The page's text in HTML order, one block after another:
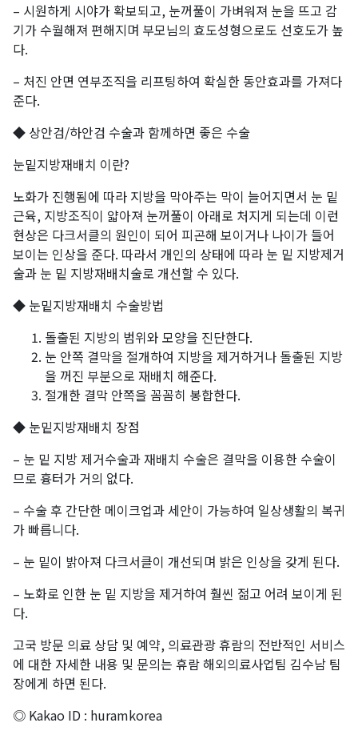
– 시원하게 시야가 확보되고, 눈꺼풀이 가벼워져 눈을 뜨고 감
기가 수월해져 편해지며 부모님의 효도성형으로도 선호도가 높
다.
– 처진 안면 연부조직을 리프팅하여 확실한 동안효과를 가져다
준다.
◆ 상안검/하안검 수술과 함께하면 좋은 수술
눈밑지방재배치 이란?
노화가 진행됨에 따라 지방을 막아주는 막이 늘어지면서 눈 밑
근육, 지방조직이 얇아져 눈꺼풀이 아래로 처지게 되는데 이런
현상은 다크서클의 원인이 되어 피곤해 보이거나 나이가 들어
보이는 인상을 준다. 따라서 개인의 상태에 따라 눈 밑 지방제거
술과 눈 밑 지방재배치술로 개선할 수 있다.
◆ 눈밑지방재배치 수술방법
돌출된 지방의 범위와 모양을 진단한다.
눈 안쪽 결막을 절개하여 지방을 제거하거나 돌출된 지방
을 꺼진 부분으로 재배치 해준다.
절개한 결막 안쪽을 꼼꼼히 봉합한다.
◆ 눈밑지방재배치 장점
– 눈 밑 지방 제거수술과 재배치 수술은 결막을 이용한 수술이
므로 흉터가 거의 없다.
– 수술 후 간단한 메이크업과 세안이 가능하여 일상생활의 복귀
가 빠릅니다.
– 눈 밑이 밝아져 다크서클이 개선되며 밝은 인상을 갖게 된다.
– 노화로 인한 눈 밑 지방을 제거하여 훨씬 젊고 어려 보이게 된
다.
고국 방문 의료 상담 및 예약, 의료관광 휴람의 전반적인 서비스
에 대한 자세한 내용 및 문의는 휴람 해외의료사업팀 김수남 팀
장에게 하면 된다.
◎ Kakao ID : huramkorea